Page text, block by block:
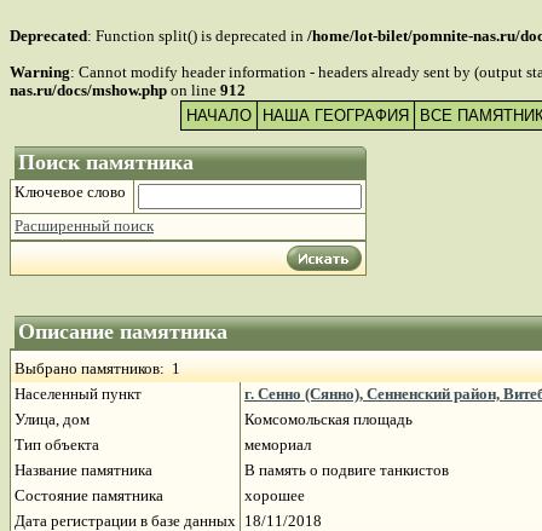
Deprecated: Function split() is deprecated in /home/lot-bilet/pomnite-nas.ru/
Warning: Cannot modify header information - headers already sent by (output
nas.ru/docs/mshow.php on line 912
НАЧАЛО НАША ГЕОГРАФИЯ ВСЕ
Поиск памятника
Ключевое слово
Расширенный поиск
Описание памятника
Выбрано памятников: 1
Населенный пункт
г. Сенно (Сянно), Сенненский район,
Улица, дом
Комсомольская площадь
Тип объекта
мемориал
Название памятника
В память о подвиге танкистов
Состояние памятника
хорошее
Дата регистрации в базе данных
18/11/2018